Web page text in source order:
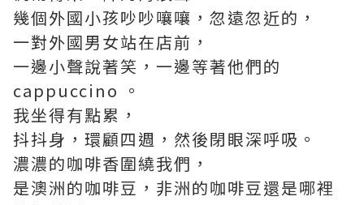
幾個外國小孩吵吵嚷嚷，忽遠忽近的，
一對外國男女站在店前，
一邊小聲說著笑，一邊等著他們的
cappuccino 。
我坐得有點累，
抖抖身，環顧四週，然後閉眼深呼吸。
濃濃的咖啡香圍繞我們，
是澳洲的咖啡豆，非洲的咖啡豆還是哪裡